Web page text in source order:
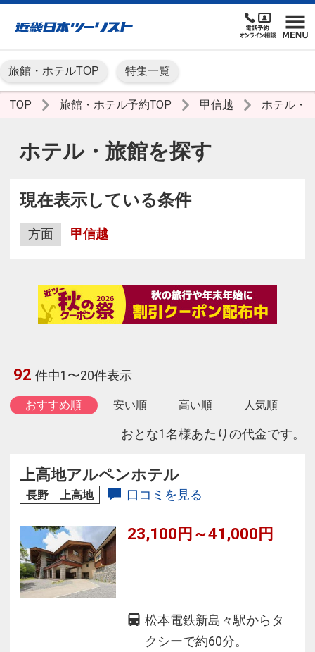
旅館・ホテルTOP 特集一覧
TOP 旅館・ホテル予約TOP 甲信越 ホテル・
ホテル・旅館を探す
現在表示している条件
方面 甲信越
92 件中1〜20件表示
おすすめ順 安い順 高い順 人気順
おとな1名様あたりの代金です。
上高地アルペンホテル
長野 上高地 口コミを見る
23,100円～41,000円
松本電鉄新島々駅からタ
クシーで約60分。